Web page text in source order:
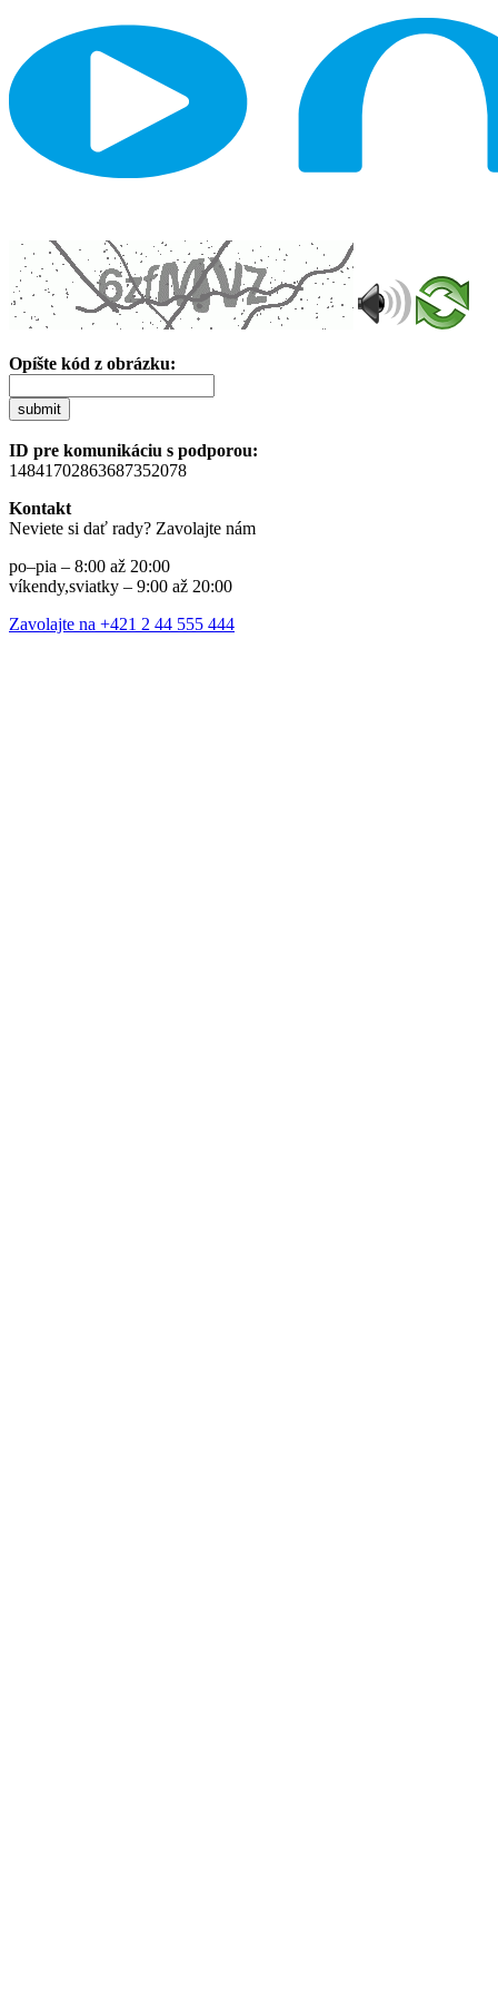
Opíšte kód z obrázku:
submit
ID pre komunikáciu s podporou:
14841702863687352078
Kontakt
Neviete si dať rady? Zavolajte nám
po–pia – 8:00 až 20:00
víkendy,sviatky – 9:00 až 20:00
Zavolajte na +421 2 44 555 444